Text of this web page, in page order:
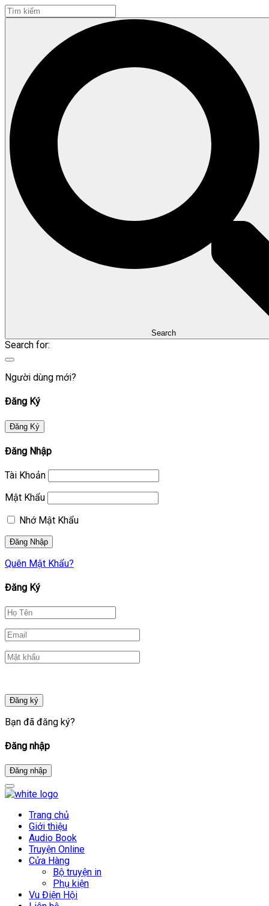
Search
Search for:
Người dùng mới?
Đăng Ký
Đăng Ký
Đăng Nhập
Tài Khoản
Mật Khẩu
Nhớ Mật Khẩu
Quên Mật Khẩu?
Đăng Ký
Đăng ký
Bạn đã đăng ký?
Đăng nhập
Đăng nhập
Trang chủ
Giới thiệu
Audio Book
Truyện Online
Cửa Hàng
Bộ truyện in
Phụ kiện
Vu Điện Hội